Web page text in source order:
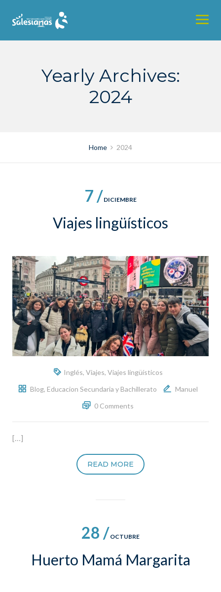
content
Yearly Archives:
2024
Home 2024
7 / DICIEMBRE
Viajes lingüísticos
Inglés, Viajes, Viajes lingüísticos
Blog, Educacion Secundaria y Bachillerato
Manuel
0 Comments
[…]
READ MORE
28 / OCTUBRE
Huerto Mamá Margarita